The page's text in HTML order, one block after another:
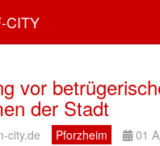
CITY
vor
der Stadt
city.de Pforzheim
01